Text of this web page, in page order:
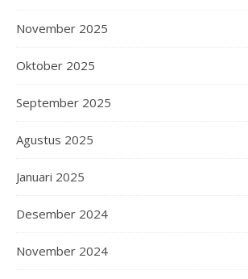
November 2025
Oktober 2025
September 2025
Agustus 2025
Januari 2025
Desember 2024
November 2024